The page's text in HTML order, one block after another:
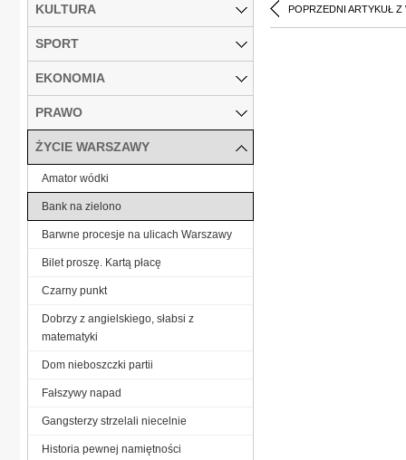
POPRZEDNI ARTYKUŁ Z
KULTURA
SPORT
EKONOMIA
PRAWO
ŻYCIE WARSZAWY
Amator wódki
Bank na zielono
Barwne procesje na ulicach Warszawy
Bilet proszę. Kartą płacę
Czarny punkt
Dobrzy z angielskiego, słabsi z
matematyki
Dom nieboszczki partii
Fałszywy napad
Gangsterzy strzelali niecelnie
Historia pewnej namiętności